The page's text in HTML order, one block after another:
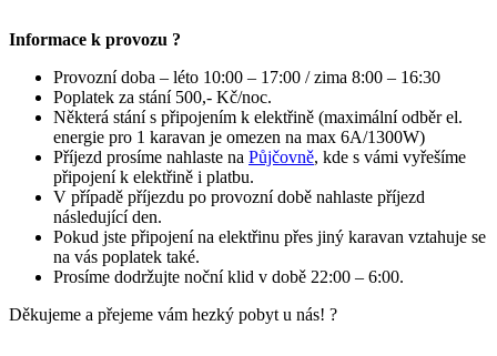
Informace k provozu ?
Provozní doba – léto 10:00 – 17:00 / zima 8:00 – 16:30
Poplatek za stání 500,- Kč/noc.
Některá stání s připojením k elektřině (maximální odběr el.
energie pro 1 karavan je omezen na max 6A/1300W)
Příjezd prosíme nahlaste na Půjčovně, kde s vámi vyřešíme
připojení k elektřině i platbu.
V případě příjezdu po provozní době nahlaste příjezd
následující den.
Pokud jste připojení na elektřinu přes jiný karavan vztahuje se
na vás poplatek také.
Prosíme dodržujte noční klid v době 22:00 – 6:00.
Děkujeme a přejeme vám hezký pobyt u nás! ?